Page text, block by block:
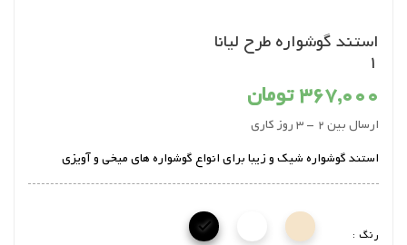
استند گوشواره طرح لیانا
1
367,000 تومان
ارسال بین 2 - 3 روز کاری
استند گوشواره شیک و زیبا برای انواع گوشواره های میخی و آویزی
رنگ :
